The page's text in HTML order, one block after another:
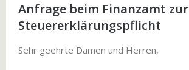
Anfrage beim Finanzamt zur
Steuererklärungspflicht
Sehr geehrte Damen und Herren,